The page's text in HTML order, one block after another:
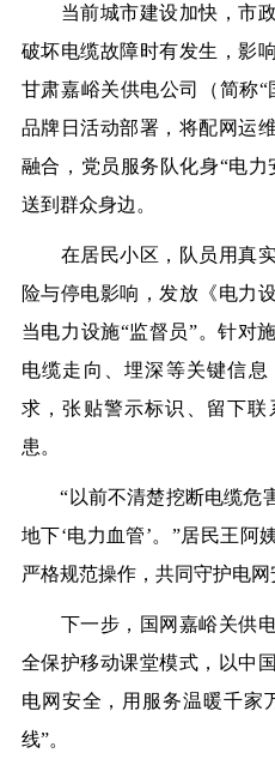
当前城市建设加快，市政
破坏电缆故障时有发生，影
甘肃嘉峪关供电公司（简称
品牌日活动部署，将配网运
融合，党员服务队化身“电
送到群众身边。
在居民小区，队员用真实
险与停电影响，发放《电力
当电力设施“监督员”。针对
电缆走向、埋深等关键信
求，张贴警示标识、留下
患。
“以前不清楚挖断电缆危
地下‘电力血管’。”居民王阿
严格规范操作，共同守护电网
下一步，国网嘉峪关供电
全保护移动课堂模式，以中
电网安全，用服务温暖千家
线”。